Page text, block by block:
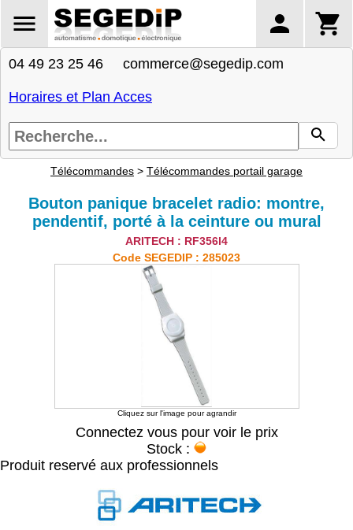
04 49 23 25 46 commerce@segedip.com
Horaires et Plan Acces
Télécommandes > Télécommandes portail garage
Bouton panique bracelet radio: montre,
pendentif, porté à la ceinture ou mural
ARITECH : RF356l4
Code SEGEDIP : 285023
Cliquez sur l'image pour agrandir
Connectez vous pour voir le prix
Stock :
Produit reservé aux professionnels